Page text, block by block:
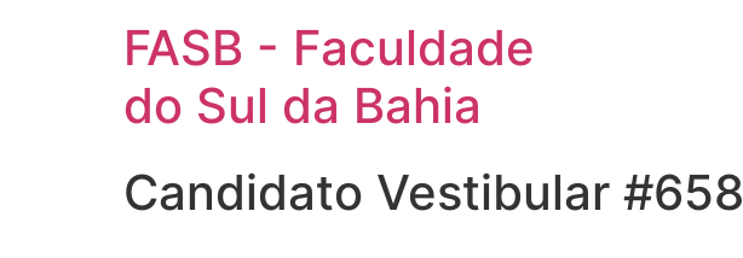
FASB - Faculdade
do Sul da Bahia
Candidato Vestibular #658